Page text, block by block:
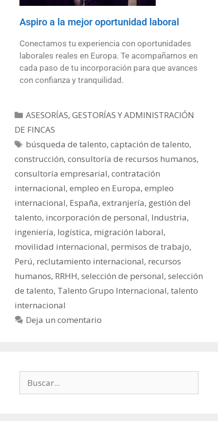
Aspiro a la mejor oportunidad laboral
Conectamos tu experiencia con oportunidades
laborales reales en Europa. Te acompañamos en
cada paso de tu incorporación para que avances
con confianza y tranquilidad.
ASESORÍAS, GESTORÍAS Y ADMINISTRACIÓN
DE FINCAS
búsqueda de talento,captación de talento,
construcción, consultoría de recursos humanos,
consultoría empresarial, contratación
internacional, empleo en Europa, empleo
internacional, España, extranjería, gestión del
talento, incorporación de personal, Industria,
ingeniería, logística, migración laboral,
movilidad internacional, permisos de trabajo,
Perú, reclutamiento internacional, recursos
humanos, RRHH, selección de personal, selección
de talento, Talento Grupo Internacional, talento
internacional
Deja un comentario